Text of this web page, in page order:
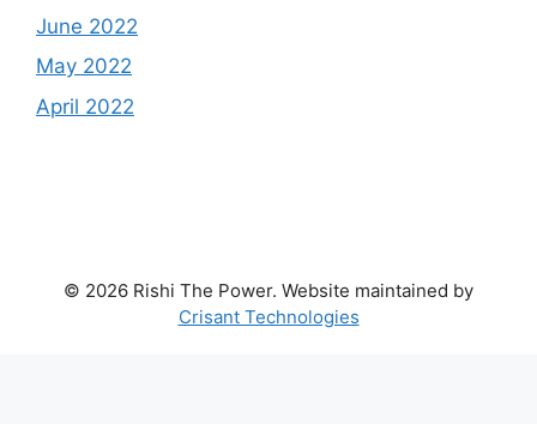
June 2022
May 2022
April 2022
© 2026 Rishi The Power. Website maintained by
Crisant Technologies